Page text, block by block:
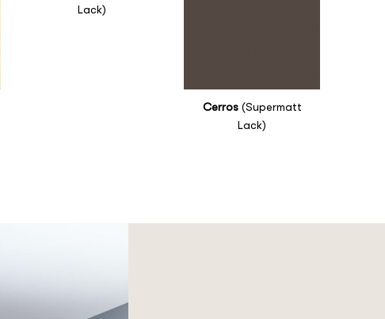
Lack)
Cerros(Supermatt
Lack)